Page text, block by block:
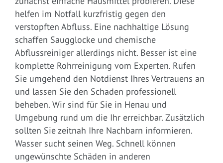
helfen im Notfall kurzfristig gegen den
verstopften Abfluss. Eine nachhaltige Lösung
schaffen Saugglocke und chemische
Abflussreiniger allerdings nicht. Besser ist eine
komplette Rohrreinigung vom Experten. Rufen
Sie umgehend den Notdienst Ihres Vertrauens an
und lassen Sie den Schaden professionell
beheben. Wir sind für Sie in Henau und
Umgebung rund um die Ihr erreichbar. Zusätzlich
sollten Sie zeitnah Ihre Nachbarn informieren.
Wasser sucht seinen Weg. Schnell können
ungewünschte Schäden in anderen